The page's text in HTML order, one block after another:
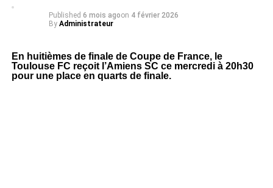
Published 6 mois agoon 4 février 2026
By Administrateur
En huitièmes de finale de Coupe de France, le
Toulouse FC reçoit l’Amiens SC ce mercredi à 20h30
pour une place en quarts de finale.